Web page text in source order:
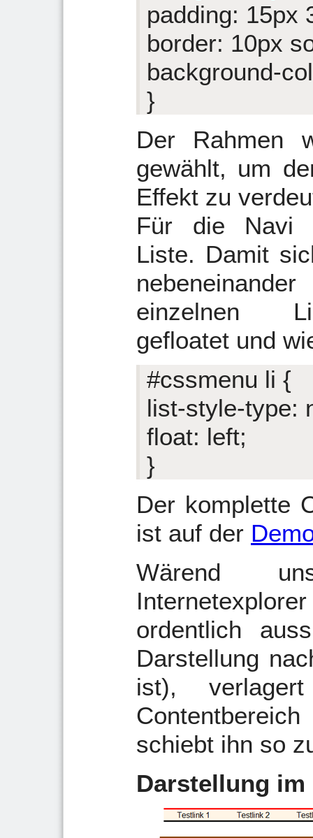
padding: 15px
border: 10px
background-
}
Der Rahmen
gewählt, um
Effekt zu
Für die Navi
Liste. Damit
einzelnen
gefloatet und
#cssmenu li {
list-style-type:
float: left;
}
Der komplette
ist auf der
Wärend
ordentlich
Darstellung
ist),
schiebt ihn so
Darstellung